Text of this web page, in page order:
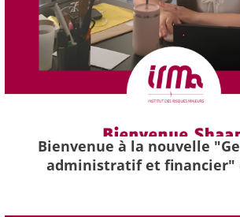
Bienvenue à la nouvelle
administratif et financier"